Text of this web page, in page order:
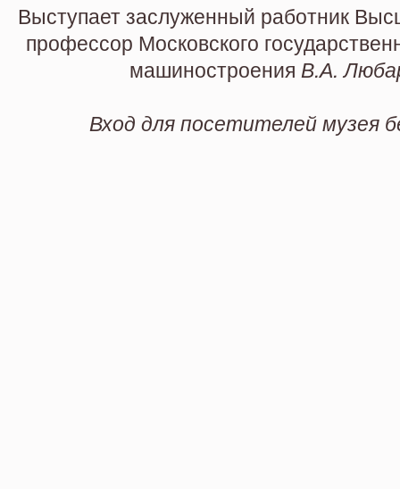
Выступает заслуженный работник
профессор Московского
машиностроения В.А.
Вход для посетителей музея